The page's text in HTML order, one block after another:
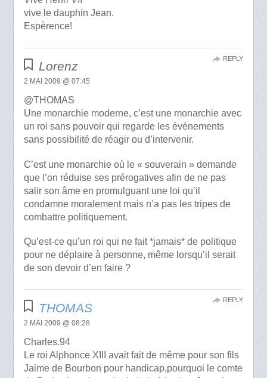
vive le dauphin Jean.
Espèrence!
Lorenz
2 MAI 2009 @ 07:45
@THOMAS
Une monarchie moderne, c’est une monarchie avec
un roi sans pouvoir qui regarde les événements
sans possibilité de réagir ou d’intervenir.
C’est une monarchie où le « souverain » demande
que l’on réduise ses prérogatives afin de ne pas
salir son âme en promulguant une loi qu’il
condamne moralement mais n’a pas les tripes de
combattre politiquement.
Qu’est-ce qu’un roi qui ne fait *jamais* de politique
pour ne déplaire à personne, même lorsqu’il serait
de son devoir d’en faire ?
REPLY
THOMAS
2 MAI 2009 @ 08:28
Charles.94
Le roi Alphonce XIII avait fait de même pour son fils
Jaime de Bourbon pour handicap,pourquoi le comte
REPLY